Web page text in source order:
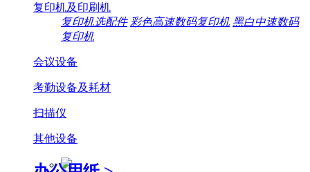
复印机及印刷机
复印机选配件 彩色高速数码复印机 黑白中速数码
复印机
会议设备
考勤设备及耗材
扫描仪
其他设备